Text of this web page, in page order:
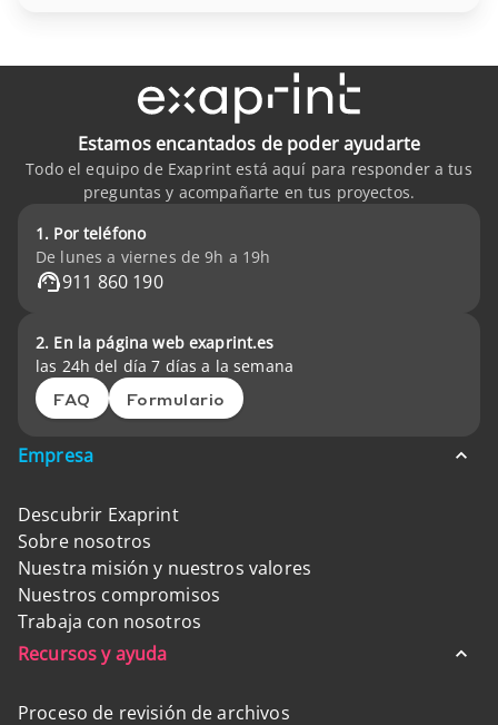
Estamos encantados de poder ayudarte
Todo el equipo de Exaprint está aquí para responder a tus
preguntas y acompañarte en tus proyectos.
1. Por teléfono
De lunes a viernes de 9h a 19h
911 860 190
2. En la página web exaprint.es
las 24h del día 7 días a la semana
FAQ Formulario
Empresa
Descubrir Exaprint
Sobre nosotros
Nuestra misión y nuestros valores
Nuestros compromisos
Trabaja con nosotros
Recursos y ayuda
Proceso de revisión de archivos